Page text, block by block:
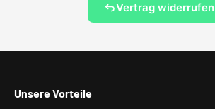
Vertrag widerrufen
Unsere Vorteile